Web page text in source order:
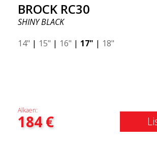
BROCK RC30
SHINY BLACK
14" | 15" | 16" | 17" | 18"
Alkaen:
184€